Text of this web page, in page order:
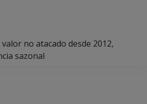
no atacado desde 2012,
sazonal